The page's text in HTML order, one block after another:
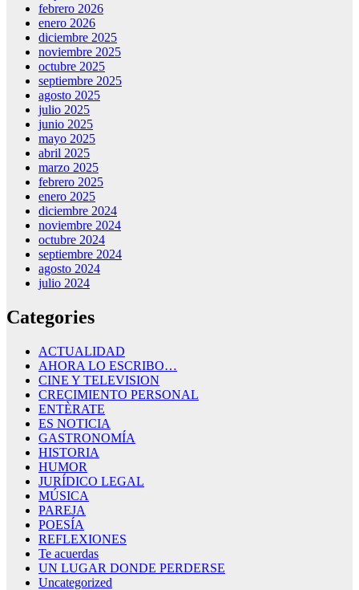
febrero 2026
enero 2026
diciembre 2025
noviembre 2025
octubre 2025
septiembre 2025
agosto 2025
julio 2025
junio 2025
mayo 2025
abril 2025
marzo 2025
febrero 2025
enero 2025
diciembre 2024
noviembre 2024
octubre 2024
septiembre 2024
agosto 2024
julio 2024
Categories
ACTUALIDAD
AHORA LO ESCRIBO…
CINE Y TELEVISION
CRECIMIENTO PERSONAL
ENTÈRATE
ES NOTICIA
GASTRONOMÍA
HISTORIA
HUMOR
JURÍDICO LEGAL
MÚSICA
PAREJA
POESÍA
REFLEXIONES
Te acuerdas
UN LUGAR DONDE PERDERSE
Uncategorized